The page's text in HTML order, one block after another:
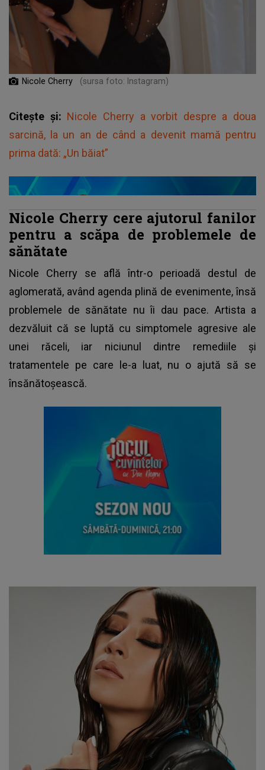
Nicole Cherry (sursa foto: Instagram)
Citește și: Nicole Cherry a vorbit despre a doua
sarcină, la un an de când a devenit mamă pentru
prima dată: „Un băiat”
Nicole Cherry cere ajutorul fanilor
pentru a scăpa de problemele de
sănătate
Nicole Cherry se află într-o perioadă destul de
aglomerată, având agenda plină de evenimente, însă
problemele de sănătate nu îi dau pace. Artista a
dezvăluit că se luptă cu simptomele agresive ale
unei răceli, iar niciunul dintre remediile și
tratamentele pe care le-a luat, nu o ajută să se
însănătoșească.